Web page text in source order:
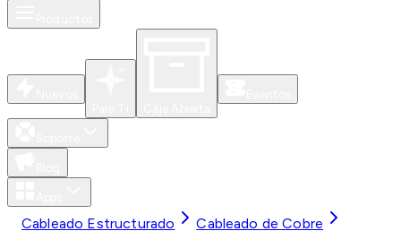
Cableado Estructurado
Cableado de Cobre